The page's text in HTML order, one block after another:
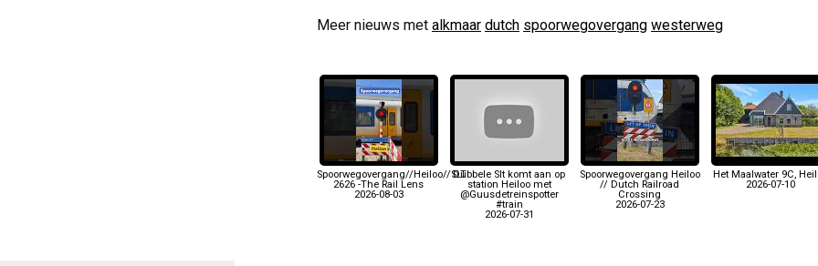
Meer nieuws met alkmaar dutch spoorwegovergang westerweg
Spoorwegovergang//Heiloo//SLT
2626 -The Rail Lens
2026-08-03
Dubbele Slt komt aan op
station Heiloo met
@Guusdetreinspotter
#train
2026-07-31
Spoorwegovergang Heiloo
// Dutch Railroad
Crossing
2026-07-23
Het Maalwater 9C,
2026-07-10